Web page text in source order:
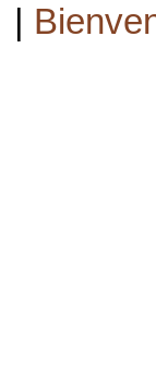
|